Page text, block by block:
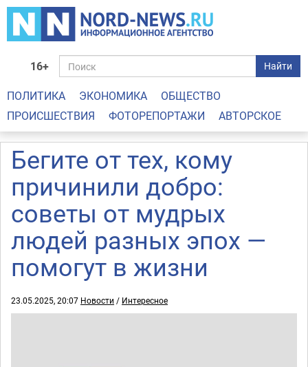
16+ Найти
ПОЛИТИКА ЭКОНОМИКА
ОБЩЕСТВО
ПРОИСШЕСТВИЯ
ФОТОРЕПОРТАЖИ АВТОРСКОЕ
Бегите от тех, кому
причинили добро:
советы от мудрых
людей разных эпох —
помогут в жизни
23.05.2025, 20:07 Новости / Интересное